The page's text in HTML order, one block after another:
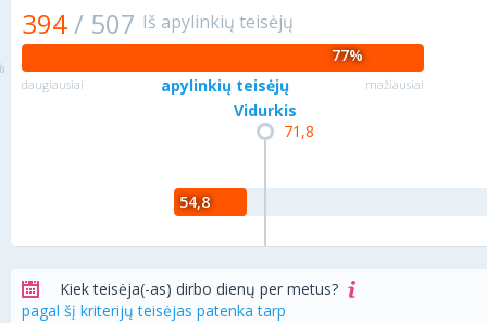
394/ 507 Iš apylinkių teisėjų
77%
daugiausiai apylinkių teisėjų mažiausiai
71,8
Vidurkis
54,8
Kiek teisėja(-as) dirbo dienų per metus?
pagal šį kriterijų teisėjas patenka tarp